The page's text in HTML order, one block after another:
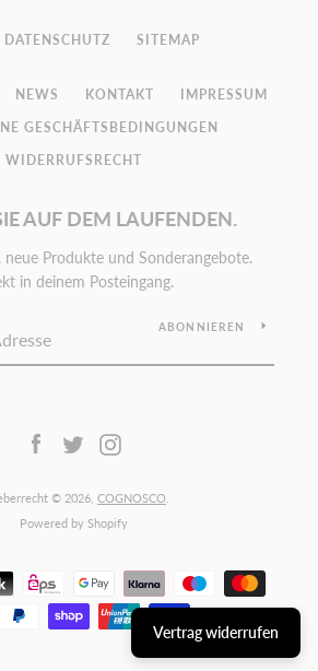
DATENSCHUTZ SITEMAP
NEWS KONTAKT
IMPRESSUM
GESCHÄFTSBEDINGUNGEN
WIDERRUFSRECHT
AUF DEM LAUFENDEN.
Produkte und Sonderangebote.
in deinem Posteingang.
ABONNIEREN
Facebook
Twitter
© 2026, COGNOSCO
Powered by Shopify
Zahlungsarten
Vertrag widerrufen